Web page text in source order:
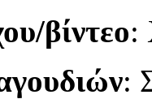
βίντεο:
: